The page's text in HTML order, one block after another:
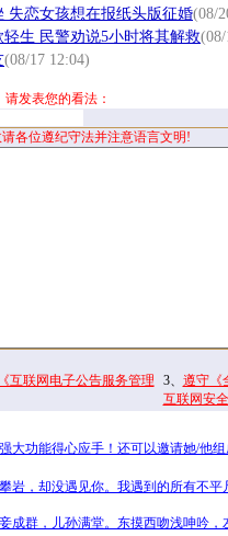
失恋女孩想在报纸头版征婚(08/
生 民警劝说5小时将其解救(08/
(08/17 12:04)
请发表您的看法：
各位遵纪守法并注意语言文明!
互联网电子公告服务管理
3、 遵守《
互联网安
功能得心应手！还可以邀请她/他组
岩，却没遇见你。我遇到的所有不
成群，儿孙满堂。东摸西吻浅呻吟